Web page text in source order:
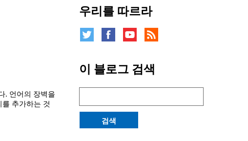
. 언어의 장벽을
추가하는 것
우리를 따르라
이 블로그 검색
검색